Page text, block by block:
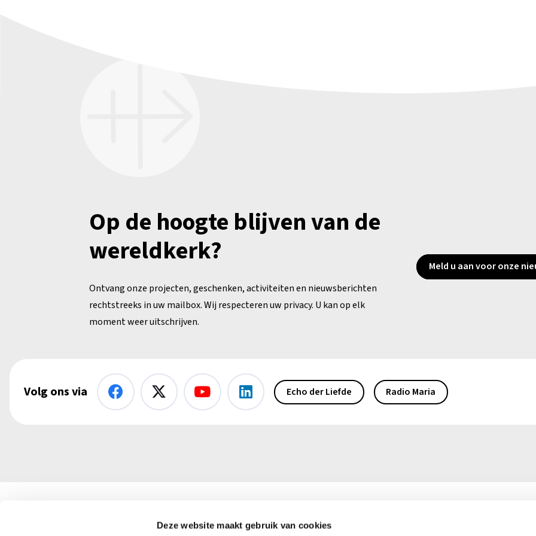
Deze website maakt gebruik van cookies
Op de hoogte blijven van de
wereldkerk?
Ontvang onze projecten, geschenken, activiteiten en nieuwsberichten
rechtstreeks in uw mailbox. Wij respecteren uw privacy. U kan op elk
moment weer uitschrijven.
Meld u aan voor onze
Volg ons via Echo der Liefde Radio Maria
+32 (0)16 39 50 50